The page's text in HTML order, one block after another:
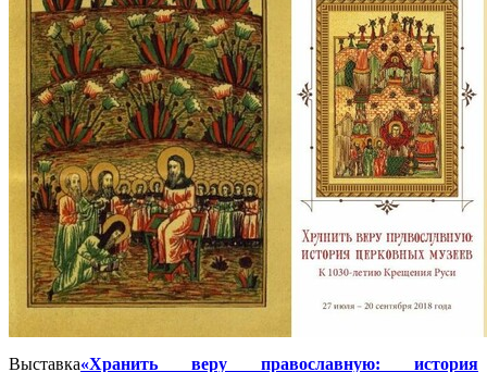
Выставка«Хранить веру православную: история